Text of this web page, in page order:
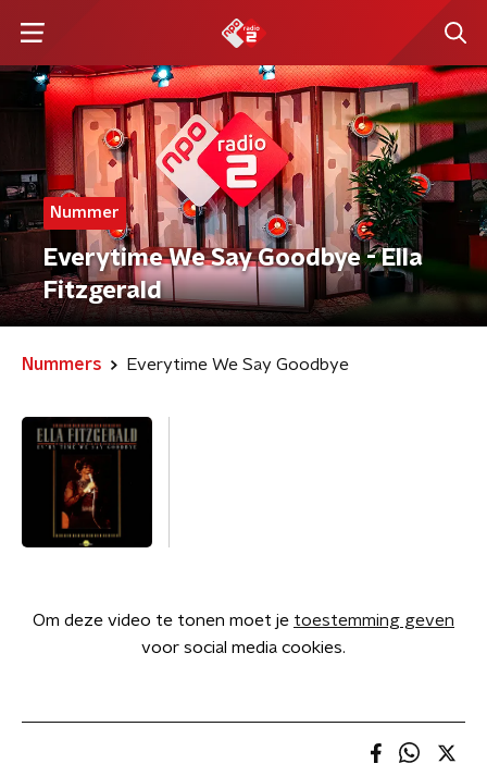
Nummer
Everytime We Say Goodbye - Ella
Fitzgerald
Nummers Everytime We Say Goodbye
Om deze video te tonen moet je toestemming geven
voor social media cookies.